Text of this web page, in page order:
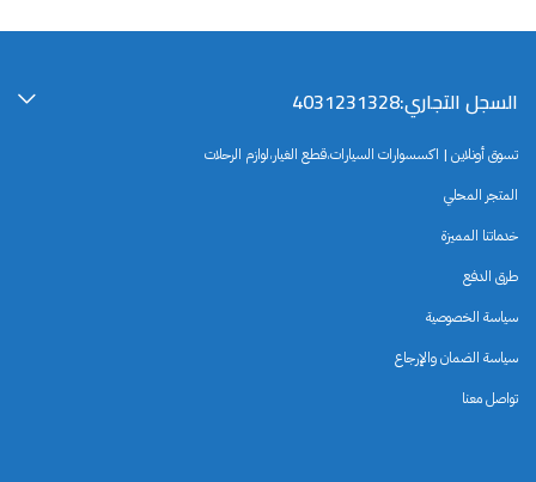
السجل التجاري:4031231328
تسوق أونلاين | اكسسوارات السيارات،قطع الغيار،لوازم الرحلات
المتجر المحلي
خدماتنا المميزة
طرق الدفع
سياسة الخصوصية
سياسة الضمان والإرجاع
تواصل معنا